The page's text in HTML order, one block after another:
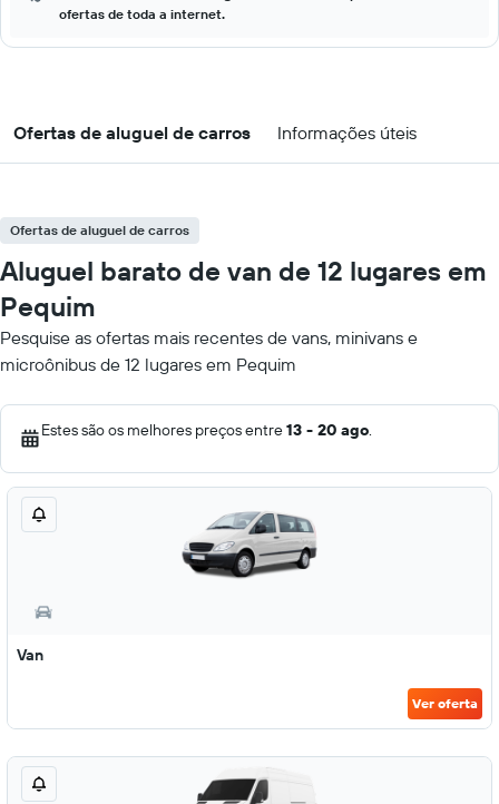
ofertas de toda a internet.
Ofertas de aluguel de carros Informações úteis
Ofertas de aluguel de carros
Aluguel barato de van de 12 lugares em
Pequim
Pesquise as ofertas mais recentes de vans, minivans e
microônibus de 12 lugares em Pequim
Estes são os melhores preços entre13 - 20 ago.
Van
Ver oferta